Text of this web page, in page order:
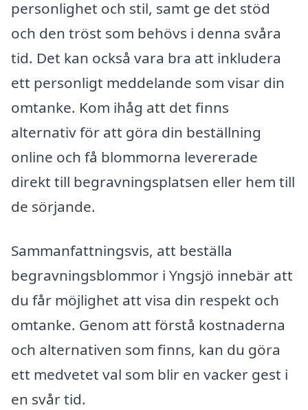
personlighet och stil, samt ge det stöd
och den tröst som behövs i denna svåra
tid. Det kan också vara bra att inkludera
ett personligt meddelande som visar din
omtanke. Kom ihåg att det finns
alternativ för att göra din beställning
online och få blommorna levererade
direkt till begravningsplatsen eller hem till
de sörjande.
Sammanfattningsvis, att beställa
begravningsblommor i Yngsjö innebär att
du får möjlighet att visa din respekt och
omtanke. Genom att förstå kostnaderna
och alternativen som finns, kan du göra
ett medvetet val som blir en vacker gest i
en svår tid.